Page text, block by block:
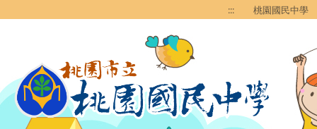
::: 桃園國民中學